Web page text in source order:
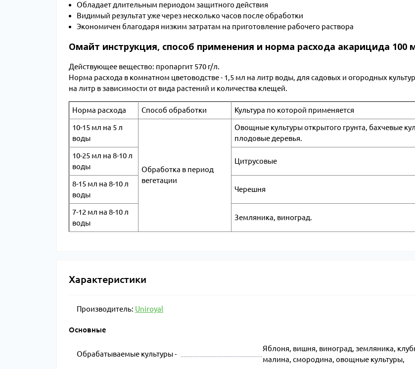
Обладает длительным периодом защитного действия
Видимый результат уже через несколько часов после обработки
Экономичен благодаря низким затратам на приготовление рабочего раствора
Омайт инструкция, способ применения и норма расхода акарицида 100
Действующее вещество: пропаргит 570 г/л.
Норма расхода в комнатном цветоводстве - 1,5 мл на литр воды, для садовых и огородных
на литр в зависимости от вида растений и количества клещей.
Норма расхода Способ обработки Культура по которой применяется
10-15 мл на 5 л
воды
Обработка в период
вегетации
Овощные культуры открытого грунта, бахчевые
плодовые деревья.
10-25 мл на 8-10 л
воды
Цитрусовые
8-15 мл на 8-10 л
воды
Черешня
7-12 мл на 8-10 л
воды
Земляника, виноград.
Характеристики
Производитель: Uniroyal
Основные
Обрабатываемые культуры -
Яблоня, вишня, виноград, земляника,
малина, смородина, овощные культуры,